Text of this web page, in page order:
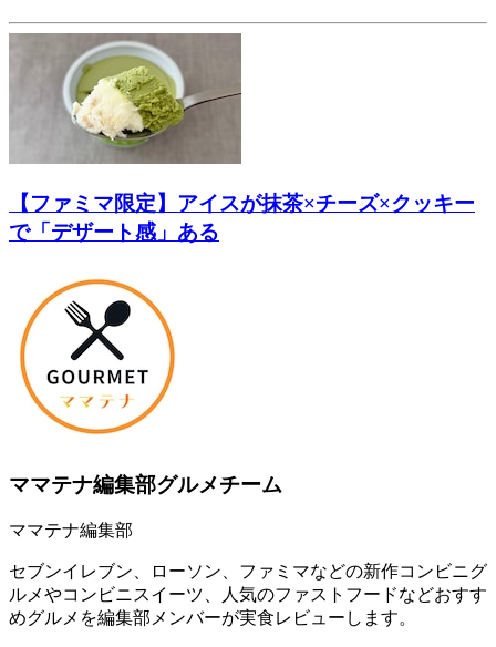
【ファミマ限定】アイスが抹茶×チーズ×クッキー
で「デザート感」ある
ママテナ編集部グルメチーム
ママテナ編集部
セブンイレブン、ローソン、ファミマなどの新作コンビニグ
ルメやコンビニスイーツ、人気のファストフードなどおすす
めグルメを編集部メンバーが実食レビューします。